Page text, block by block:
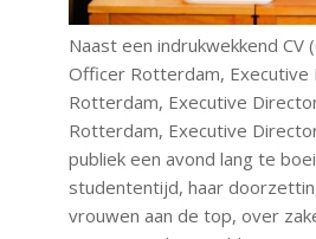
Naast een indrukwekkend CV
Officer Rotterdam, Executive
Rotterdam, Executive
Rotterdam, Executive
publiek een avond lang te
studententijd, haar
vrouwen aan de top, over